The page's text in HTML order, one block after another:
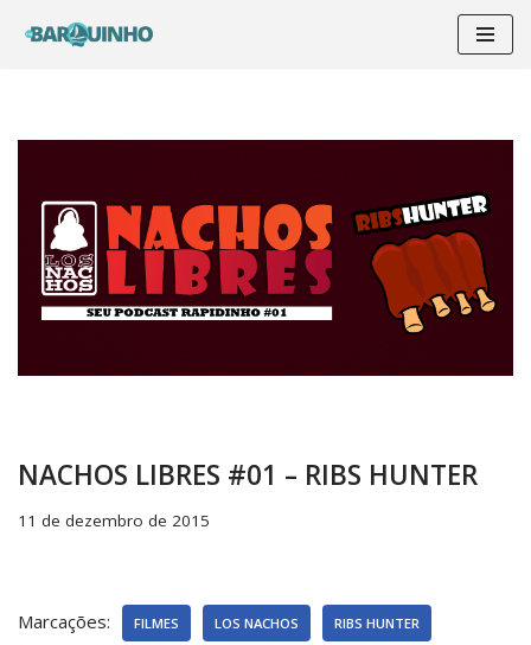
NACHOS LIBRES #01 – RIBS HUNTER
11 de dezembro de 2015
Marcações: FILMES LOS NACHOS RIBS HUNTER